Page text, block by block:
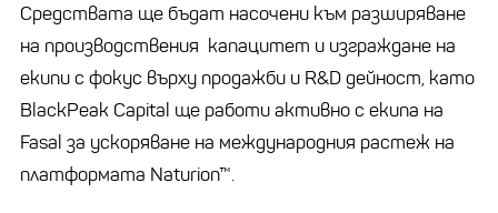
Средствата ще бъдат насочени към разширяване
на производствения капацитет и изграждане на
екипи с фокус върху продажби и R&D дейност, като
BlackPeak Capital ще работи активно с екипа на
Fasal за ускоряване на международния растеж на
платформата Naturion™.